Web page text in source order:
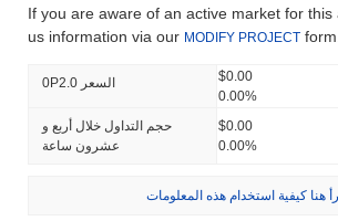
If you are aware of an active market for this
us information via our MODIFY PROJECT form.
0P2.0 السعر
$0.00
0.00%
حجم التداول خلال أربع و
عشرون ساعة
$0.00
0.00%
هنا كيفية استخدام هذه المعلومات